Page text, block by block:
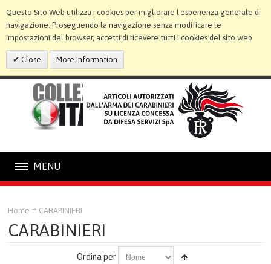
Questo Sito Web utilizza i cookies per migliorare l'esperienza generale di
navigazione. Proseguendo la navigazione senza modificare le
impostazioni del browser, accetti di ricevere tutti i cookies del sito web
Close More Information
MENU
STATUE E CORNICI
Home CARABINIERI
CARABINIERI
Ordina per